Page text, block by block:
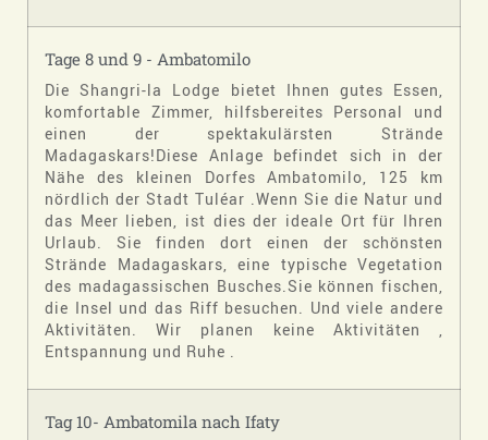
Tage 8 und 9 - Ambatomilo
Die Shangri-la Lodge bietet Ihnen gutes Essen,
komfortable Zimmer, hilfsbereites Personal und
einen der spektakulärsten Strände
Madagaskars!Diese Anlage befindet sich in der
Nähe des kleinen Dorfes Ambatomilo, 125 km
nördlich der Stadt Tuléar .Wenn Sie die Natur und
das Meer lieben, ist dies der ideale Ort für Ihren
Urlaub. Sie finden dort einen der schönsten
Strände Madagaskars, eine typische Vegetation
des madagassischen Busches.Sie können fischen,
die Insel und das Riff besuchen. Und viele andere
Aktivitäten. Wir planen keine Aktivitäten ,
Entspannung und Ruhe .
Tag 10- Ambatomila nach Ifaty